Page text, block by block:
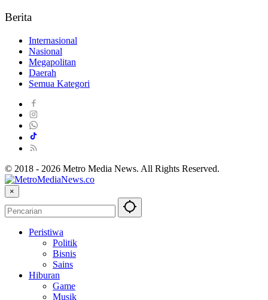
Berita
Internasional
Nasional
Megapolitan
Daerah
Semua Kategori
© 2018 - 2026 Metro Media News. All Rights Reserved.
×
Peristiwa
Politik
Bisnis
Sains
Hiburan
Game
Musik